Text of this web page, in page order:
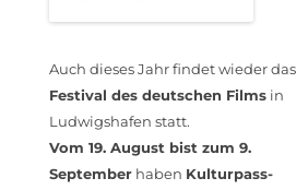
Auch dieses Jahr findet wieder das
Festival des deutschen Films in
Ludwigshafen statt.
Vom 19. August bist zum 9.
September haben Kulturpass-